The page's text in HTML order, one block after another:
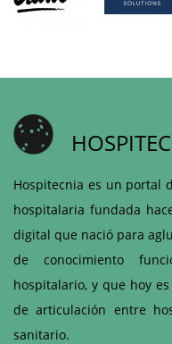
Hospitecnia es un portal
hospitalaria fundada
digital que nació para
de conocimiento
hospitalario, y que hoy
de articulación entre
sanitario.